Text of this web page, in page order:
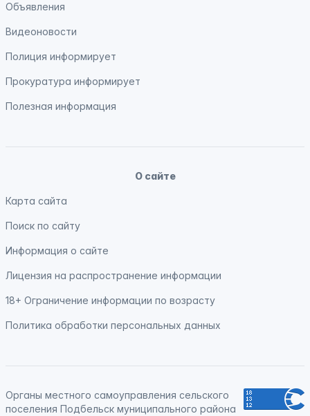
Объявления
Видеоновости
Полиция информирует
Прокуратура информирует
Полезная информация
О сайте
Карта сайта
Поиск по сайту
Информация о сайте
Лицензия на распространение информации
18+ Ограничение информации по возрасту
Политика обработки персональных данных
Органы местного самоуправления сельского
поселения Подбельск муниципального района